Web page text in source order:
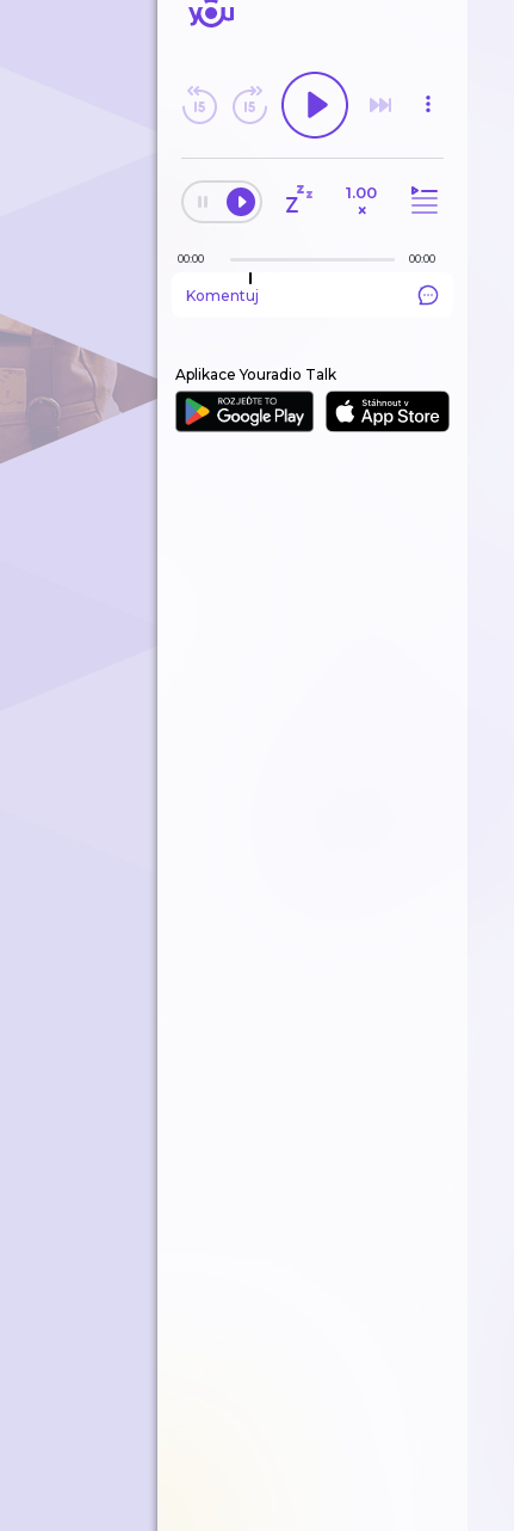
1.00
×
00:00 00:00
Komentuj
Aplikace Youradio Talk